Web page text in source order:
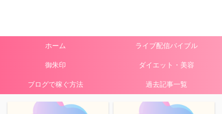
ホーム ライブ配信バイブル
御朱印 ダイエット・美容
ブログで稼ぐ方法 過去記事一覧